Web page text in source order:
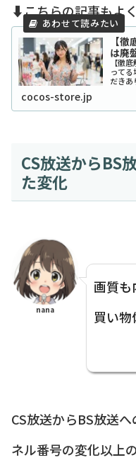
⬇️こちらの記事もよ
【
は廃
【徹
って
だきあ
ィ！
ベラ
cocos-store.jp
CS放送からBS
た変化
nana
画質も
買い物
CS放送からBS放送
ネル番号の変化以上